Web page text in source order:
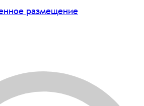
размещение